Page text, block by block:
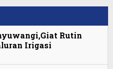
Rutin
Irigasi